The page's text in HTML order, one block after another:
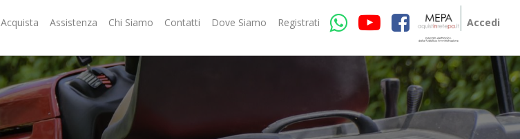
Acquista Assistenza Chi Siamo Contatti Dove Siamo Registrati Accedi